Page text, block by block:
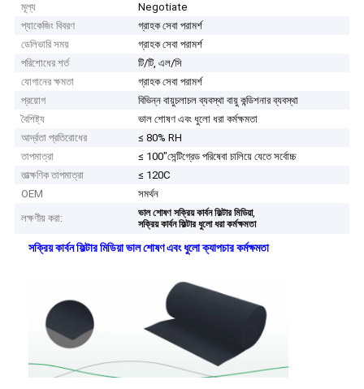
মূল্য
Negotiate
প্যাকেজিং বিবরণ
গ্রাহক সেবা পরামর্শ
ডেলিভারি সময়
গ্রাহক সেবা পরামর্শ
পরিশোধের শর্ত
টি/টি, এল/সি
যোগানের ক্ষমতা
গ্রাহক সেবা পরামর্শ
প্রয়োগ
বিভিন্ন বায়ুচলাচল ব্যবস্থা বায়ু কন্ডিশনার ব্যবস্থা
বৈশিষ্ট্য
ভাল শোষণ এবং ধুলো ধরা কর্মক্ষমতা
আর্দ্রতা প্রতিরোধের
≤ 80% RH
তাপমাত্রা
≤ 100"সেন্টিগ্রেড পরিষেবা চালিয়ে যেতে সর্বোচ্চ
তাত্ক্ষণিক তাপমাত্রা
≤ 120C
OEM
সমর্থন
লক্ষণীয় করা:
ভাল শোষণ সক্রিয় কার্বন ফিল্টার মিডিয়া,
সক্রিয় কার্বন ফিল্টার ধুলো ধরা কর্মক্ষমতা
সক্রিয় কার্বন ফিল্টার মিডিয়া ভাল শোষণ এবং ধুলো ক্যাপচার কর্মক্ষমতা